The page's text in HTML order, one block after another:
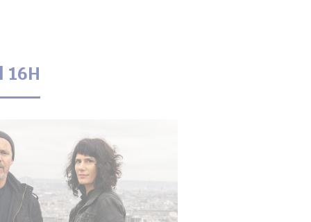
16H